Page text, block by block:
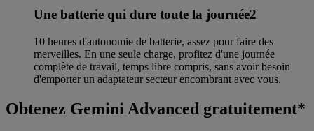
Une batterie qui dure toute la journée2
10 heures d'autonomie de batterie, assez pour faire des
merveilles. En une seule charge, profitez d'une journée
complète de travail, temps libre compris, sans avoir besoin
d'emporter un adaptateur secteur encombrant avec vous.
Obtenez Gemini Advanced gratuitement*